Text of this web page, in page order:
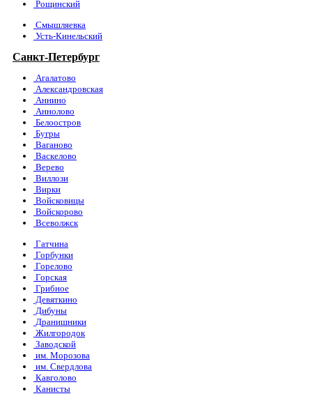
Рощинский
Смышляевка
Усть-Кинельский
Санкт-Петербург
Агалатово
Александровская
Аннино
Аннолово
Белоостров
Бугры
Ваганово
Васкелово
Верево
Виллози
Вирки
Войсковицы
Войскорово
Всеволжск
Гатчина
Горбунки
Горелово
Горская
Грибное
Девяткино
Дибуны
Дранишники
Жилгородок
Заводской
им. Морозова
им. Свердлова
Кавголово
Канисты